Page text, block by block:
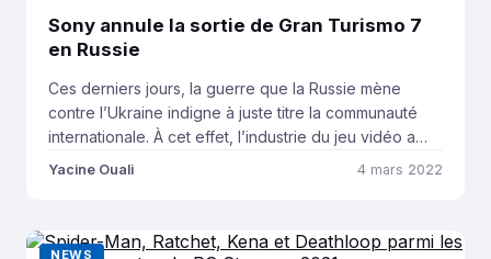
Sony annule la sortie de Gran Turismo 7
en Russie
Ces derniers jours, la guerre que la Russie mène
contre l’Ukraine indigne à juste titre la communauté
internationale. À cet effet, l’industrie du jeu vidéo a
été invitée à prendre position par les autorités
blockbuster Gran Turismo 7 […]
Yacine Ouali 4 mars 2022
NEWS